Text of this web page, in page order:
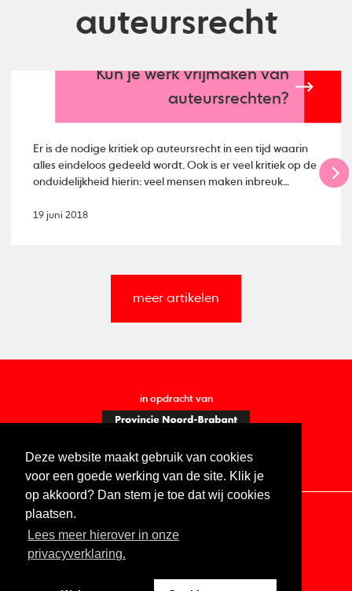
Deze website maakt gebruik van cookies
voor een goede werking van de site. Klik je
op akkoord? Dan stem je toe dat wij cookies
plaatsen.
Lees meer hierover in onze
privacyverklaring.
auteursrecht
Kun je werk vrijmaken van
auteursrechten?
Er is de nodige kritiek op auteursrecht in een tijd waarin
alles eindeloos gedeeld wordt. Ook is er veel kritiek op de
onduidelijkheid hierin: veel mensen maken inbreuk
ingewikkeld doen in een tijd waarin #sharingiscaring het
19 juni 2018
meer artikelen
in opdracht van
Contact Vacatures ANBI
Digitale toegankelijkheid